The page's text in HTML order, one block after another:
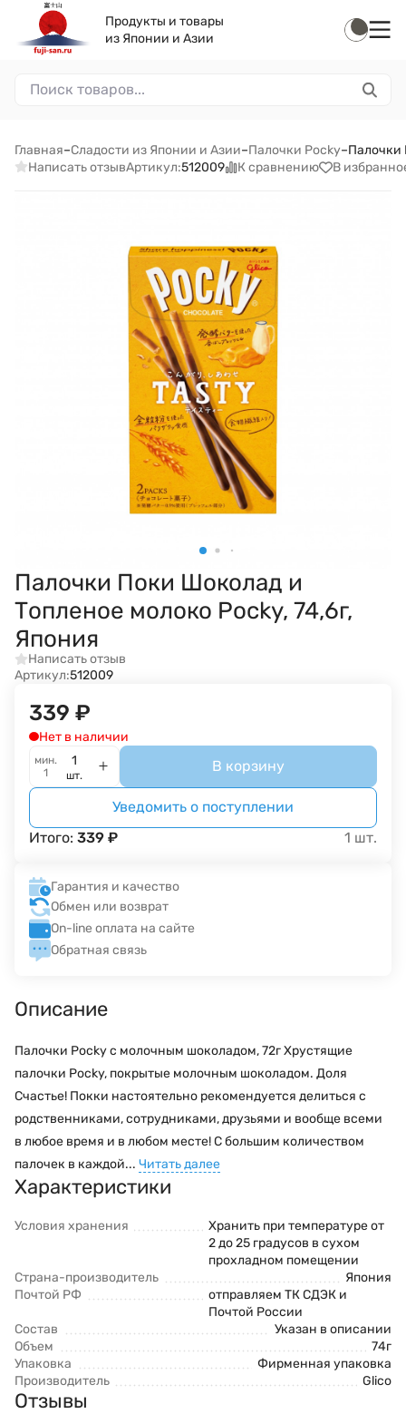
Продукты и товары
из Японии и Азии
Главная–Сладости из Японии и Азии–Палочки Pocky–Палочки
Написать отзывАртикул:512009 К сравнению В
Палочки Поки Шоколад и
Топленое молоко Pocky, 74,6г,
Япония
Написать отзыв
Артикул:512009
339 ₽
Нет в наличии
мин.
1
шт.
В корзину
Уведомить о поступлении
Итого: 339 ₽ 1 шт.
Гарантия и качество
Обмен или возврат
On-line оплата на сайте
Обратная связь
Описание
Палочки Pocky с молочным шоколадом, 72г Хрустящие
палочки Pocky, покрытые молочным шоколадом. Доля
Счастье! Покки настоятельно рекомендуется делиться с
родственниками, сотрудниками, друзьями и вообще всеми
в любое время и в любом месте! С большим количеством
палочек в каждой... Читать далее
Характеристики
Условия хранения
Хранить при температуре от
2 до 25 градусов в сухом
прохладном помещении
Страна-производитель
Япония
Почтой РФ
отправляем ТК СДЭК и
Почтой России
Состав
Указан в описании
Объем
74г
Упаковка
Фирменная упаковка
Производитель
Glico
Отзывы